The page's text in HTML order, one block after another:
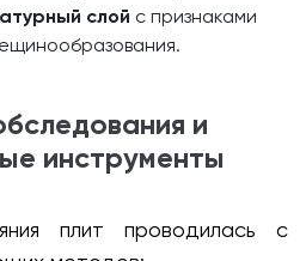
слой с признаками
и
инструменты
плит проводилась с